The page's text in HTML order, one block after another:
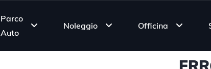
Parco
Auto
Noleggio Officina